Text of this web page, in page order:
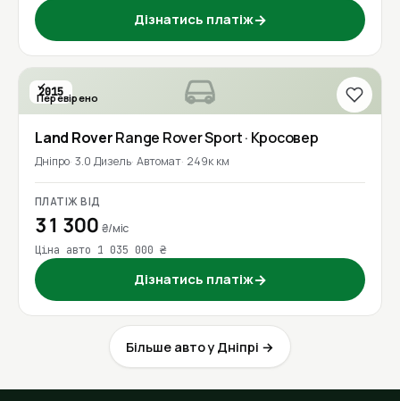
Дізнатись платіж→
2015
Перевірено
Land RoverRange Rover Sport· Кросовер
Дніпро 3.0 Дизель Автомат 249к км
ПЛАТІЖ ВІД
31 300 ₴/міс
Ціна авто 1 035 000 ₴
Дізнатись платіж→
Більше авто у Дніпрі →